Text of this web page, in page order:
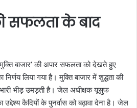
सफलता के बाद
बाजार’ की अपार सफलता को देखते हुए
लिया गया है। मुक्ति बाजार में शुद्धता की
भारी भीड़ उमड़ती है। जेल अधीक्षक यूसुफ
कैदियों के पुनर्वास को बढ़ावा देना है। जेल